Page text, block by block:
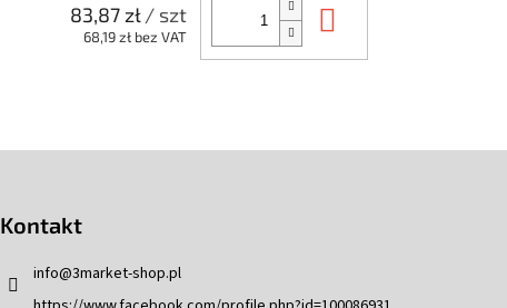
83,87 zł/ szt
68,19 zł bez VAT
Kontakt
info@3market-shop.pl